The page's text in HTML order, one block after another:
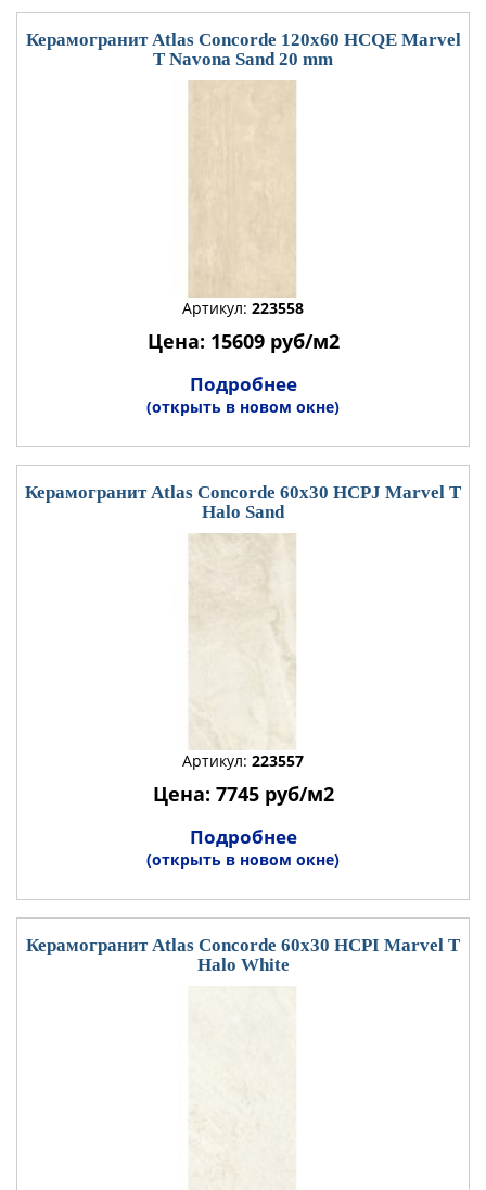
Керамогранит Atlas Concorde 120x60 HCQE Marvel
T Navona Sand 20 mm
Артикул: 223558
Цена: 15609 руб/м2
Подробнее
(открыть в новом окне)
Керамогранит Atlas Concorde 60x30 HCPJ Marvel T
Halo Sand
Артикул: 223557
Цена: 7745 руб/м2
Подробнее
(открыть в новом окне)
Керамогранит Atlas Concorde 60x30 HCPI Marvel T
Halo White